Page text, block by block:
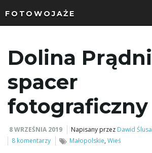
FOTOWOJAŻE
Dolina
spacer
fotograficzny
8 WRZEŚNIA 2019 Napisany przez Dawid
8 komentarzy
Małopolskie,Wieś